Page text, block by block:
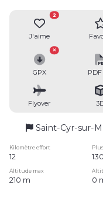
J'aime
2
GPX
Flyover
Saint-Cyr-sur-
Kilomètre effort
12
Altitude max
210 m 0